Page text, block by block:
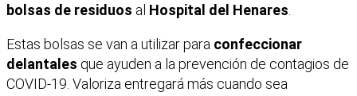
bolsas de residuos al Hospital del Henares.
Estas bolsas se van a utilizar para confeccionar
delantales que ayuden a la prevención de contagios de
COVID-19. Valoriza entregará más cuando sea